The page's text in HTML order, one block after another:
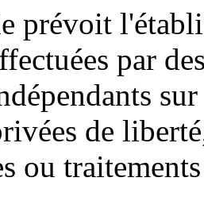
prévoit
par
de
ou